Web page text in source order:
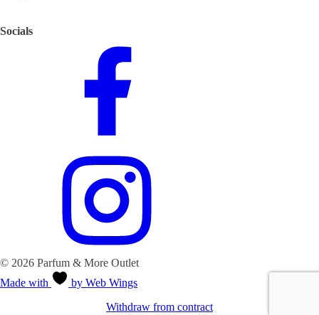
Socials
© 2026 Parfum & More Outlet
Made with
by Web Wings
Withdraw from contract